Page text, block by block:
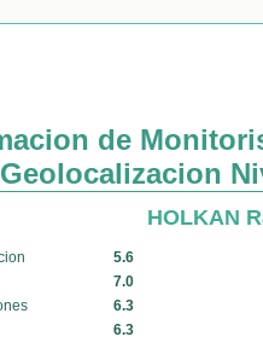
de
HOLKAN
5.6
7.0
6.3
6.3